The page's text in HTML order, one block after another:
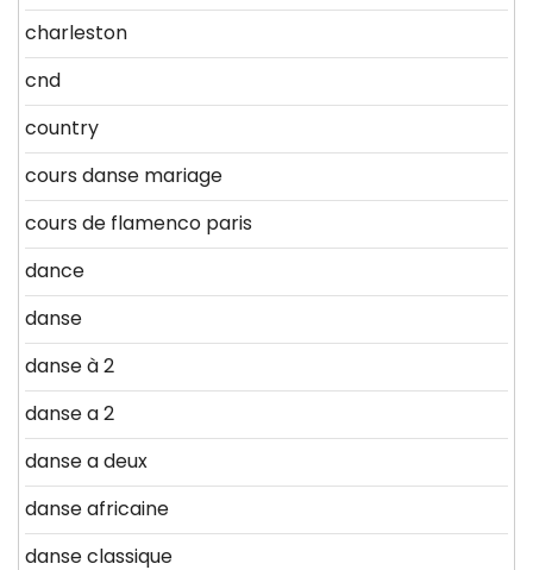
charleston
cnd
country
cours danse mariage
cours de flamenco paris
dance
danse
danse à 2
danse a 2
danse a deux
danse africaine
danse classique